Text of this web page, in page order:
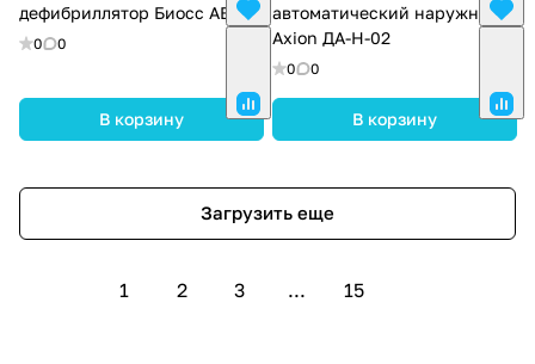
дефибриллятор Биосс АВД-1
0 0
В корзину
автоматический наружный
Axion ДА-Н-02
0 0
В корзину
Загрузить еще
1 2 3 ... 15